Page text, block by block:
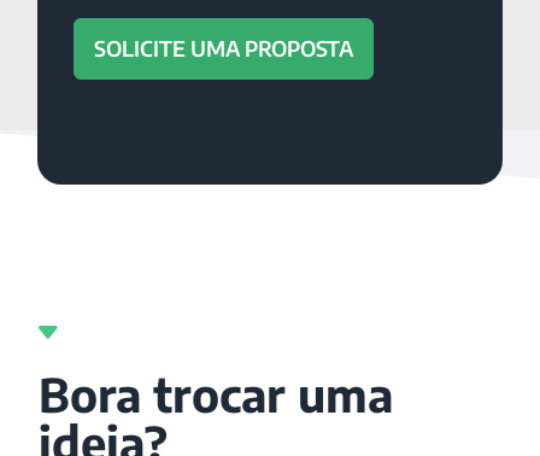
SOLICITE UMA PROPOSTA
Bora trocar uma
ideia?